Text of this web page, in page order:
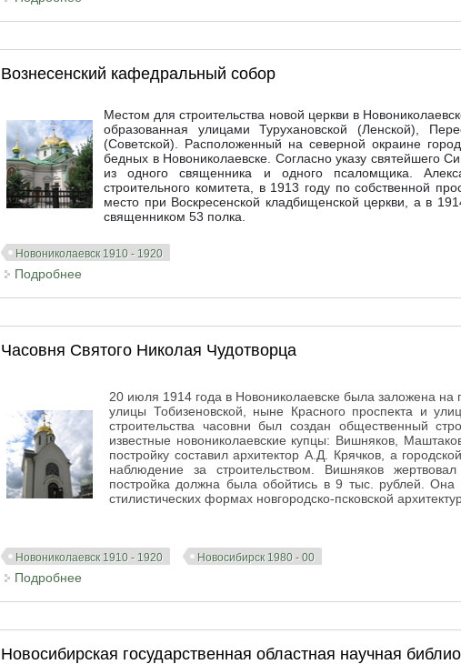
Вознесенский кафедральный собор
Местом для строительства новой церкви в
образованная улицами Турухановской (Ленской),
(Советской). Расположенный на северной окраине
бедных в Новониколаевске. Согласно указу святейшего
из одного священника и одного псаломщика.
строительного комитета, в 1913 году по собственной
место при Воскресенской кладбищенской церкви, а в
священником 53 полка.
Новониколаевск 1910 - 1920
Подробнее
Часовня Святого Николая Чудотворца
20 июля 1914 года в Новониколаевске была заложена на
улицы Тобизеновской, ныне Красного проспекта и
строительства часовни был создан общественный
известные новониколаевские купцы: Вишняков,
постройку составил архитектор А.Д. Крячков, а
наблюдение за строительством. Вишняков
постройка должна была обойтись в 9 тыс. рублей.
стилистических формах новгородско-псковской
Новониколаевск 1910 - 1920 Новосибирск 1980 - 00
Подробнее
Новосибирская государственная областная научная